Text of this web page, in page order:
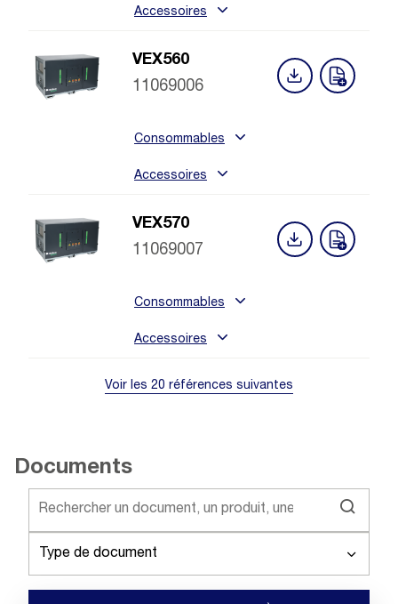
Accessoires
VEX560
11069006
Consommables
Accessoires
VEX570
11069007
Consommables
Accessoires
Voir les 20 références suivantes
Documents
Type de document